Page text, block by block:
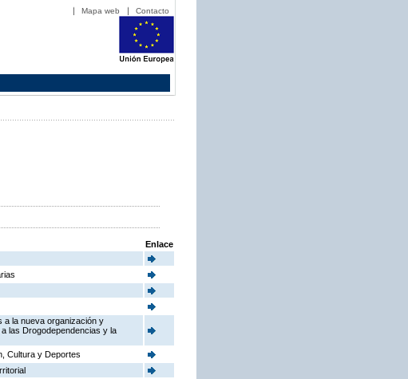
Mapa web Contacto
Enlace
a la nueva organización y
las Drogodependencias y la
Cultura y Deportes